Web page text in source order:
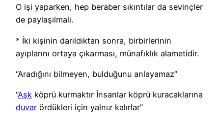
O işi yaparken, hep beraber sıkıntılar da sevinçler
de paylaşılmalı.
* İki kişinin darıldıktan sonra, birbirlerinin
ayıplarını ortaya çıkarması, münafıklık alametidir.
“Aradığını bilmeyen, bulduğunu anlayamaz”
“Aşk köprü kurmaktır İnsanlar köprü kuracaklarına
duvar ördükleri için yalnız kalırlar”